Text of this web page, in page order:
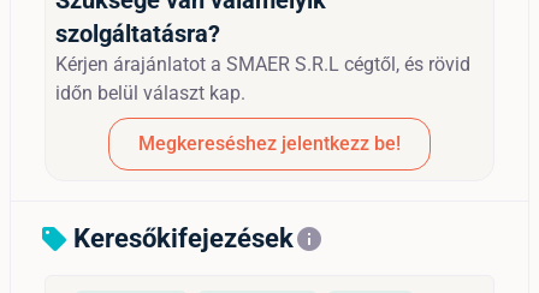
szolgáltatásra?
Kérjen árajánlatot a SMAER S.R.L cégtől, és rövid
időn belül választ kap.
Megkereséshez jelentkezz be!
sell Keresőkifejezésekinfo